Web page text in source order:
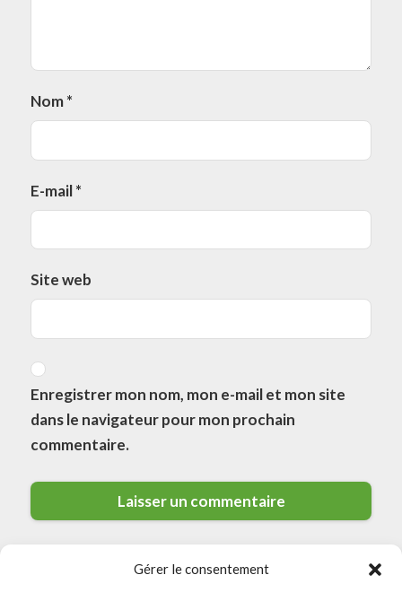
Gérer le consentement
Nom*
E-mail*
Site web
Enregistrer mon nom, mon e-mail et mon site
dans le navigateur pour mon prochain
commentaire.